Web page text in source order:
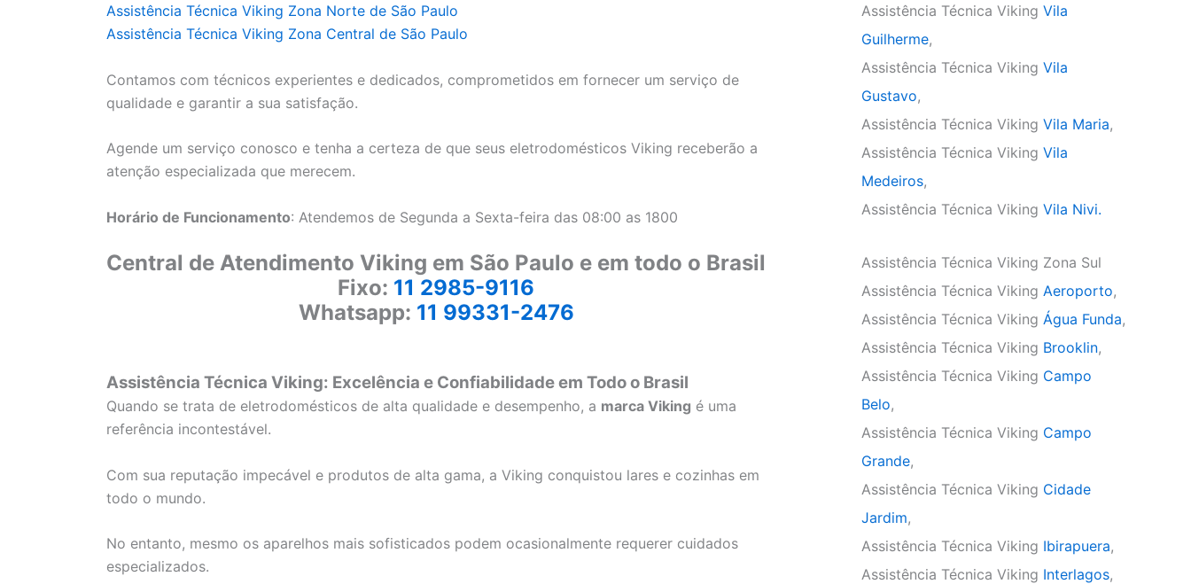
Assistência Técnica Viking Zona Norte de São Paulo
Assistência Técnica Viking Zona Central de São Paulo
Contamos com técnicos experientes e dedicados, comprometidos em fornecer um serviço de
qualidade e garantir a sua satisfação.
Agende um serviço conosco e tenha a certeza de que seus eletrodomésticos Viking receberão a
atenção especializada que merecem.
Horário de Funcionamento: Atendemos de Segunda a Sexta-feira das 08:00 as 1800
Central de Atendimento Viking em São Paulo e em todo o Brasil
Fixo: 11 2985-9116
Whatsapp: 11 99331-2476
Assistência Técnica Viking: Excelência e Confiabilidade em Todo o Brasil
Quando se trata de eletrodomésticos de alta qualidade e desempenho, a marca Viking é uma
referência incontestável.
Com sua reputação impecável e produtos de alta gama, a Viking conquistou lares e cozinhas em
todo o mundo.
No entanto, mesmo os aparelhos mais sofisticados podem ocasionalmente requerer cuidados
especializados.
Assistência Técnica Viking Vila
Guilherme,
Assistência Técnica Viking Vila
Gustavo,
Assistência Técnica Viking Vila Maria,
Assistência Técnica Viking Vila
Medeiros,
Assistência Técnica Viking Vila Nivi.
Assistência Técnica Viking Zona Sul
Assistência Técnica Viking Aeroporto,
Assistência Técnica Viking Água Funda,
Assistência Técnica Viking Brooklin,
Assistência Técnica Viking Campo
Belo,
Assistência Técnica Viking Campo
Grande,
Assistência Técnica Viking Cidade
Jardim,
Assistência Técnica Viking Ibirapuera,
Assistência Técnica Viking Interlagos,